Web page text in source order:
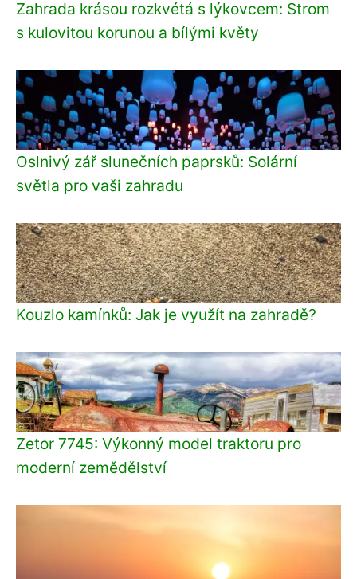
Zahrada krásou rozkvétá s lýkovcem: Strom
s kulovitou korunou a bílými květy
Oslnivý zář slunečních paprsků: Solární
světla pro vaši zahradu
Kouzlo kamínků: Jak je využít na zahradě?
Zetor 7745: Výkonný model traktoru pro
moderní zemědělství